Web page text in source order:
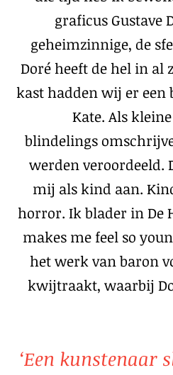
graficus Gustave
geheimzinnige, de
Doré heeft de hel in
kast hadden wij er een
Kate. Als
blindelings
werden veroordeeld.
mij als kind aan.
horror. Ik blader in De
makes me feel so
het werk van baron
kwijtraakt, waarbij
‘Een kunstenaar